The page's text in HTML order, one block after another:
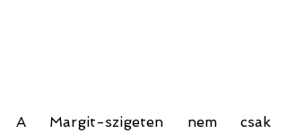
A Margit-szigeten nem csak